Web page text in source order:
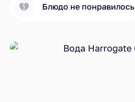
Блюдо не понравилось